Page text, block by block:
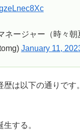
ージャー（時々朝
January 11,
は以下の通りです。
する。